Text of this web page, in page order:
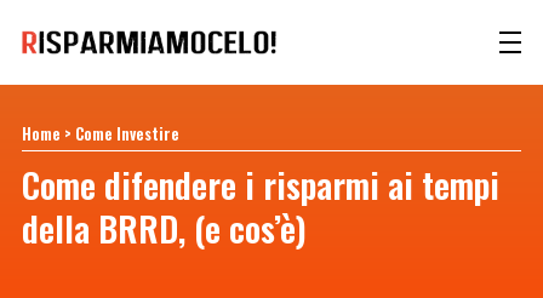
Home > Come Investire
Come difendere i risparmi ai tempi
della BRRD, (e cos’è)